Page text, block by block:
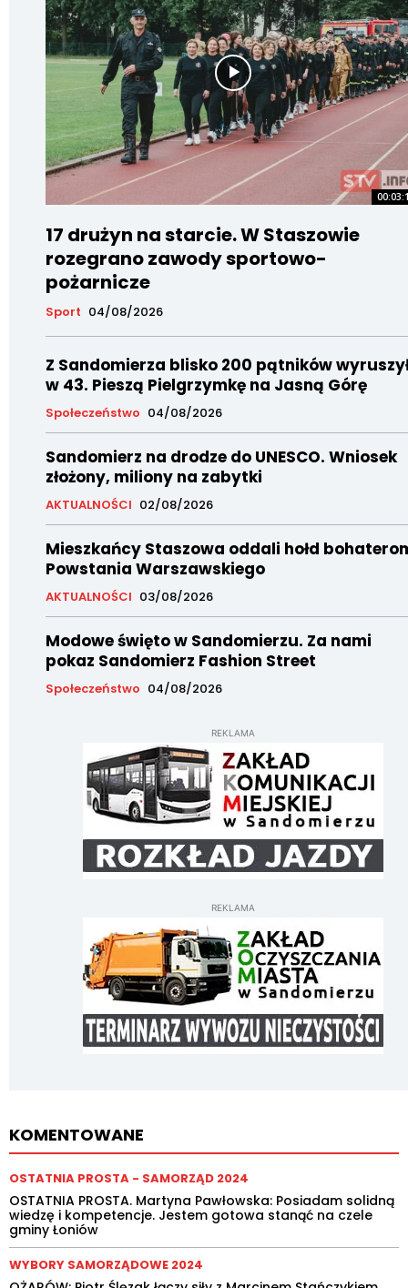
17 drużyn na starcie. W Staszowie
rozegrano zawody sportowo-
pożarnicze
Sport 04/08/2026
Z Sandomierza blisko 200 pątników
w 43. Pieszą Pielgrzymkę na Jasną Górę
Społeczeństwo 04/08/2026
Sandomierz na drodze do UNESCO. Wniosek
złożony, miliony na zabytki
AKTUALNOŚCI 02/08/2026
Mieszkańcy Staszowa oddali hołd
Powstania Warszawskiego
AKTUALNOŚCI 03/08/2026
Modowe święto w Sandomierzu. Za nami
pokaz Sandomierz Fashion Street
Społeczeństwo 04/08/2026
REKLAMA
REKLAMA
KOMENTOWANE
OSTATNIA PROSTA - SAMORZĄD 2024
OSTATNIA PROSTA. Martyna Pawłowska: Posiadam solidną
wiedzę i kompetencje. Jestem gotowa stanąć na czele
gminy Łoniów
WYBORY SAMORZĄDOWE 2024